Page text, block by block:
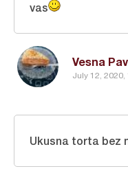
Vesna
July 12, 2020,
vas
Ukusna torta bez